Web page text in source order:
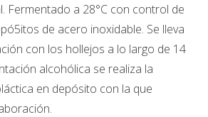
Fermentado a 28°C con control de
de acero inoxidable. Se lleva
con los hollejos a lo largo de 14
alcohólica se realiza la
en depósito con la que